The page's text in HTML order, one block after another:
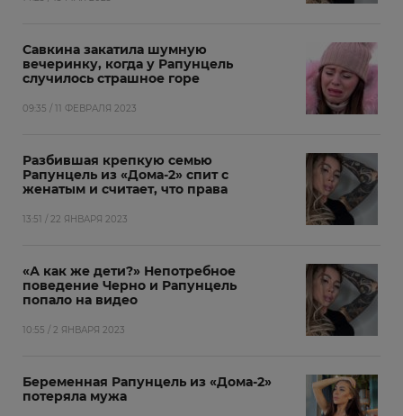
Савкина закатила шумную
вечеринку, когда у Рапунцель
случилось страшное горе
09:35 / 11 ФЕВРАЛЯ 2023
Разбившая крепкую семью
Рапунцель из «Дома-2» спит с
женатым и считает, что права
13:51 / 22 ЯНВАРЯ 2023
«А как же дети?» Непотребное
поведение Черно и Рапунцель
попало на видео
10:55 / 2 ЯНВАРЯ 2023
Беременная Рапунцель из «Дома-2»
потеряла мужа